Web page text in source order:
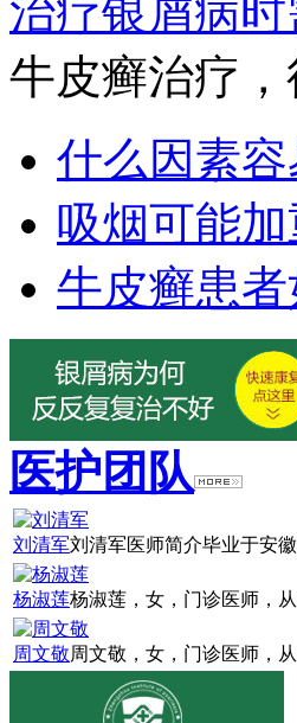
治疗银屑病时
牛皮癣治疗，
什么因素
吸烟可能
牛皮癣患
医护团队
刘清军刘清军医师简介毕业于安
杨淑莲杨淑莲，女，门诊医师，
周文敬周文敬，女，门诊医师，